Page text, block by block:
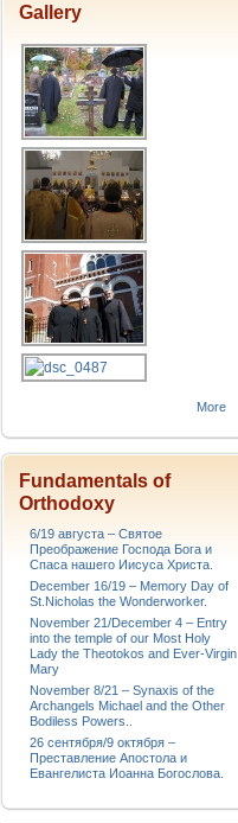
Gallery
More
Fundamentals of
Orthodoxy
6/19 августа – Святое
Преображение Господа Бога и
Спаса нашего Иисуса Христа.
December 16/19 – Memory Day of
St.Nicholas the Wonderworker.
November 21/December 4 – Entry
into the temple of our Most Holy
Lady the Theotokos and Ever-Virgin
Mary
November 8/21 – Synaxis of the
Archangels Michael and the Other
Bodiless Powers..
26 сентября/9 октября –
Преставление Апостола и
Евангелиста Иоанна Богослова.